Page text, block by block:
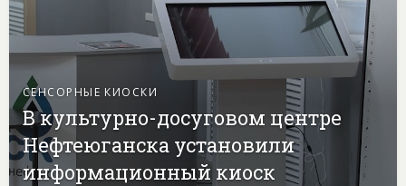
СЕНСОРНЫЕ КИОСКИ
В культурно-досуговом центре
Нефтеюганска установили
информационный киоск